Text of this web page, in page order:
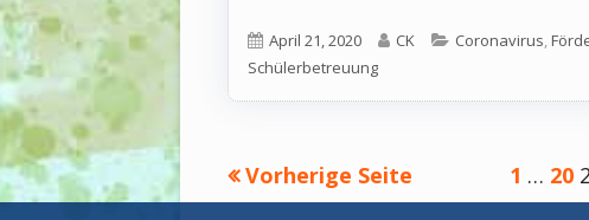
Veröffentlicht
am
April 21, 2020 Autor
CK Kategorien
Coronavirus,
Schülerbetreuung
Seitennummerierung
Vorherige Seite Seite
1 … 20